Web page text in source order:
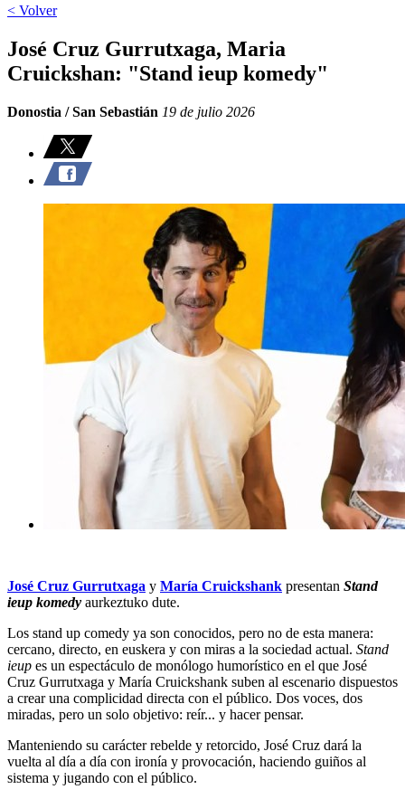
< Volver
José Cruz Gurrutxaga, Maria
Cruickshan: "Stand ieup komedy"
Donostia / San Sebastián 19 de julio 2026
José Cruz Gurrutxaga y María Cruickshank presentan Stand
ieup komedy aurkeztuko dute.
Los stand up comedy ya son conocidos, pero no de esta manera:
cercano, directo, en euskera y con miras a la sociedad actual. Stand
ieup es un espectáculo de monólogo humorístico en el que José
Cruz Gurrutxaga y María Cruickshank suben al escenario dispuestos
a crear una complicidad directa con el público. Dos voces, dos
miradas, pero un solo objetivo: reír... y hacer pensar.
Manteniendo su carácter rebelde y retorcido, José Cruz dará la
vuelta al día a día con ironía y provocación, haciendo guiños al
sistema y jugando con el público.